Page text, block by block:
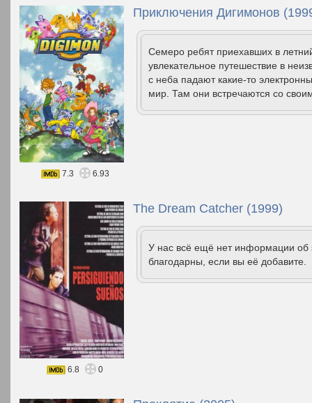
Приключения Дигимонов
Семеро ребят приехавших в
увлекательное путешествие в
с неба падают какие-то
мир. Там они встречаются со
7.3 6.93
The Dream Catcher (1999)
У нас всё ещё нет информации
благодарны, если вы её добавите.
6.8 0